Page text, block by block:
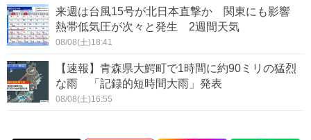
来週は台風15号が北日本直撃か 関東にも影響
熱帯低気圧が次々と発生 2週間天気
08/08(土)18:41
【速報】青森県大鰐町で1時間に約90ミリの猛烈
な雨 「記録的短時間大雨」発表
08/08(土)16:55